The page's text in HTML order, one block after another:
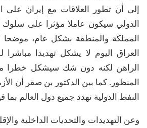
إلى أن تطور العلاقات مع إيران على
الدولي سيكون عاملا مؤثرا على سلوك
المملكة والمنطقة بشكل عام، موضحا
العراق اليوم لا يشكل تهديدا
الراهن لكنه دون شك سيشكل خطرا
المنظور. كما بين الدكتور بن صقر أن
النفط الدولية تهدد جميع دول العالم بما
وعن التهديدات والتحديات الداخلية